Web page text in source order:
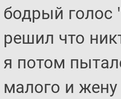
бодрый голос
решил что
я потом
малого и